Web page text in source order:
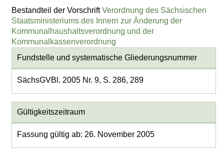
Bestandteil der VorschriftVerordnung des Sächsischen
Staatsministeriums des Innern zur Änderung der
Kommunalhaushaltsverordnung und der
Kommunalkassenverordnung
Fundstelle und systematische Gliederungsnummer
SächsGVBl. 2005 Nr. 9, S. 286, 289
Gültigkeitszeitraum
Fassung gültig ab: 26. November 2005